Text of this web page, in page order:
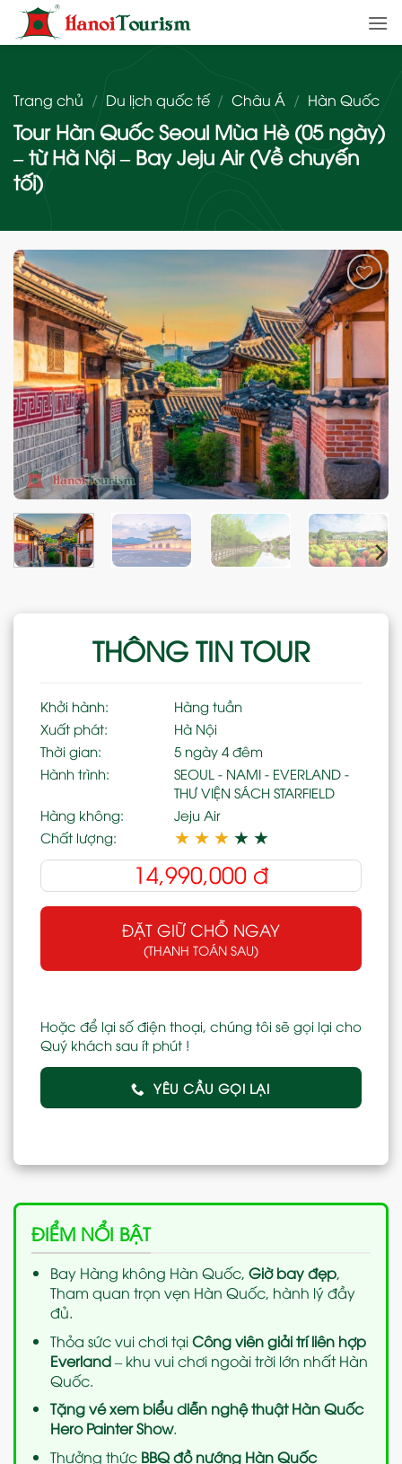
qua
nội
Trang chủ / Du lịch quốc tế / Châu Á / Hàn Quốc
Tour Hàn Quốc Seoul Mùa Hè (05 ngày)
– từ Hà Nội – Bay Jeju Air (Về chuyến
tối)
Add
to
THÔNG TIN TOUR
Khởi hành:
Hàng tuần
Xuất phát:
Hà Nội
Thời gian:
5 ngày 4 đêm
Hành trình:
SEOUL - NAMI - EVERLAND -
THƯ VIỆN SÁCH STARFIELD
Hàng không:
Jeju Air
Chất lượng:
★ ★ ★ ★ ★
14,990,000 đ
ĐẶT GIỮ CHỖ NGAY
(THANH TOÁN SAU)
Hoặc để lại số điện thoại, chúng tôi sẽ gọi lại cho
Quý khách sau ít phút !
YÊU CẦU GỌI LẠI
ĐIỂM NỔI BẬT
Bay Hàng không Hàn Quốc, Giờ bay đẹp,
Tham quan trọn vẹn Hàn Quốc, hành lý đầy
đủ.
Thỏa sức vui chơi tạiCông viên giải trí liên hợp
Everland– khu vui chơi ngoài trời lớn nhất Hàn
Quốc.
Tặng vé xem biểu diễn nghệ thuật Hàn Quốc
Hero Painter Show.
Thưởng thức BBQ đồ nướng Hàn Quốc